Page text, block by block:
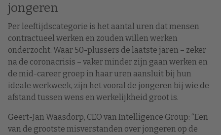
jongeren
Per leeftijdscategorie is het aantal uren dat mensen
contractueel werken en zouden willen werken
onderzocht. Waar 50-plussers de laatste jaren – zeker
na de coronacrisis – vaker minder zijn gaan werken en
de mid-career groep in haar uren aansluit bij hun
ideale werkweek, zijn het vooral de jongeren bij wie de
afstand tussen wens en werkelijkheid groot is.
Geert-Jan Waasdorp, CEO van Intelligence Group: “Een
van de grootste misverstanden over jongeren op de